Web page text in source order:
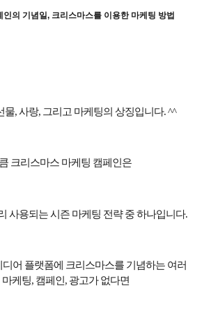
의 기념일, 크리스마스를 이용한 마케팅 방법
물,사랑, 그리고 마케팅의 상징입니다. ^^
크리스마스 마케팅 캠페인은
사용되는 시즌 마케팅 전략 중 하나입니다.
디어 플랫폼에 크리스마스를 기념하는 여러
마케팅, 캠페인 , 광고가 없다면